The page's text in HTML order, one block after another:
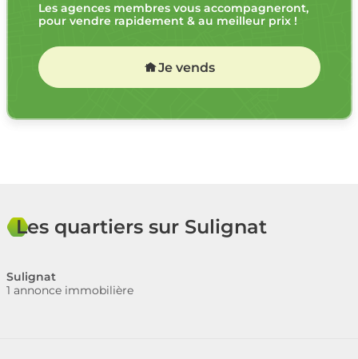
Les agences membres vous accompagneront,
pour vendre rapidement & au meilleur prix !
Je vends
Les quartiers sur Sulignat
Sulignat
1 annonce immobilière